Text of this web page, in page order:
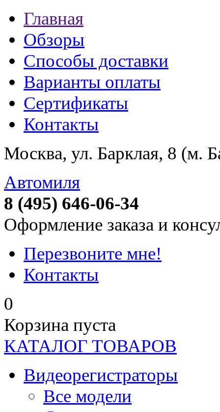
Главная
Обзоры
Способы доставки
Варианты оплаты
Сертификаты
Контакты
Москва, ул. Барклая, 8 (м.
Автомиля
8 (495) 646-06-34
Оформление заказа и
Перезвоните мне!
Контакты
0
Корзина пуста
КАТАЛОГ ТОВАРОВ
Видеорегистраторы
Все модели